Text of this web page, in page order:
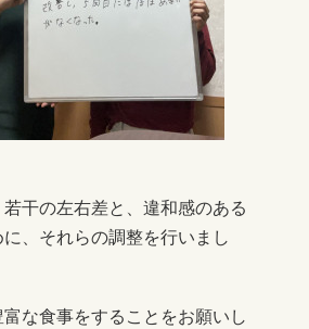
干の左右差と、違和感のある
、それらの調整を行いまし
な食事をすることをお願いし